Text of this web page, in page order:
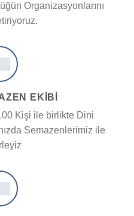
Organizasyonlarını
EKIBI
Kişi ile birlikte Dini
Semazenlerimiz ile